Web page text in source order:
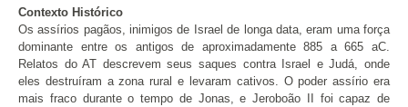
Contexto Histórico
Os assírios pagãos, inimigos de Israel de longa data, eram uma força
dominante entre os antigos de aproximadamente 885 a 665 aC.
Relatos do AT descrevem seus saques contra Israel e Judá, onde
eles destruíram a zona rural e levaram cativos. O poder assírio era
mais fraco durante o tempo de Jonas, e Jeroboão II foi capaz de